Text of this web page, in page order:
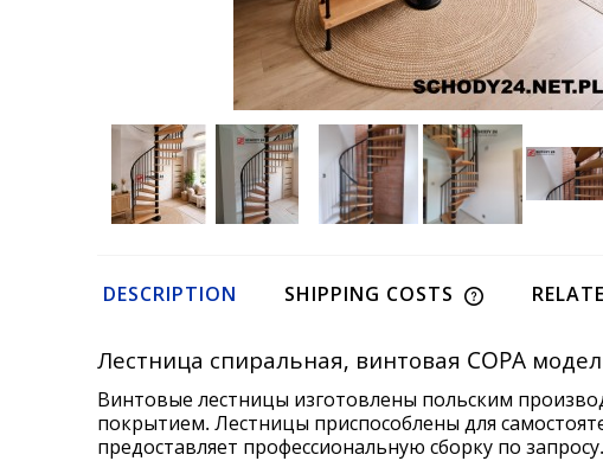
DESCRIPTION SHIPPING COSTS
Лестница спиральная, винтовая COPA
Винтовые лестницы изготовлены польским
покрытием. Лестницы приспособлены для
предоставляет профессиональную сборку по запросу.